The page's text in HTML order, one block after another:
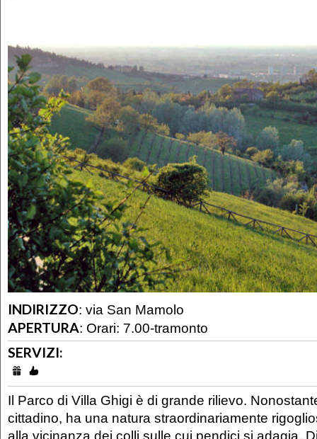
INDIRIZZO: via San Mamolo
APERTURA: Orari: 7.00-tramonto
SERVIZI:
Il Parco di Villa Ghigi è di grande rilievo.
cittadino, ha una natura straordinariamente
alla vicinanza dei colli sulle cui pendici si adagia.